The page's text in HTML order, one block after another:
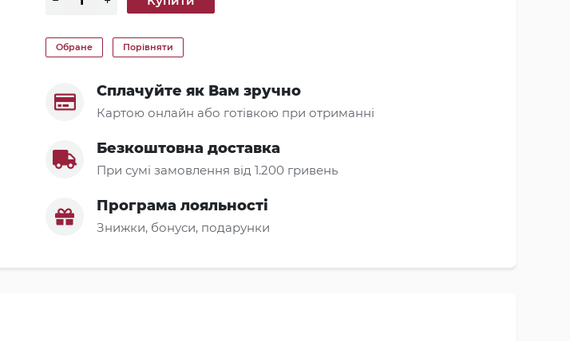
Обране Порівняти
Сплачуйте як Вам зручно
Картою онлайн або готівкою при отриманні
Безкоштовна доставка
При сумі замовлення від 1.200 гривень
Програма лояльності
Знижки, бонуси, подарунки